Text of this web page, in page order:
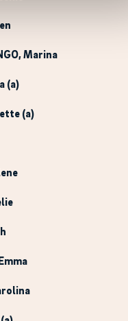
, Marina
(a)
(a)